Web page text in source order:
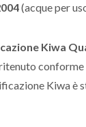
(acque per
Kiwa
Kiwa